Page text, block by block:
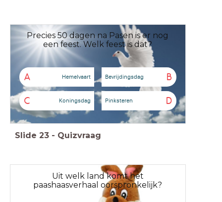
Precies 50 dagen na Pasen is er nog
een feest. Welk feest is dat?
A Hemelvaart B
Bevrijdingsdag
C Koningsdag D
Pinksteren
Slide 23 - Quizvraag
Uit welk land komt het
paashaasverhaal oorspronkelijk?